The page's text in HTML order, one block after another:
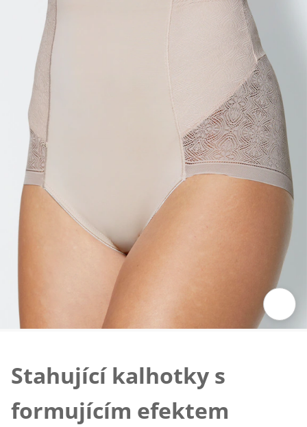
Stahující kalhotky s
formujícím efektem